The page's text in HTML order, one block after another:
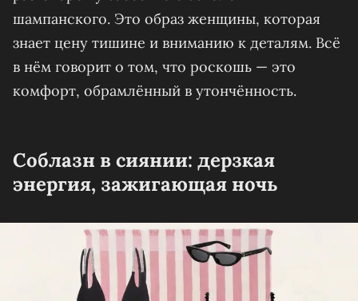
шампанского. Это образ женщины, которая
знает цену тишине и вниманию к деталям. Всё
в нём говорит о том, что роскошь — это
комфорт, обрамлённый в утончённость.
Соблазн в сиянии: дерзкая
энергия, зажигающая ночь